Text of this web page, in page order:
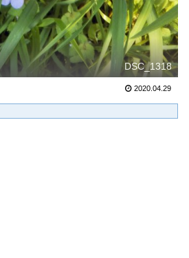
DSC_1318
2020.04.29